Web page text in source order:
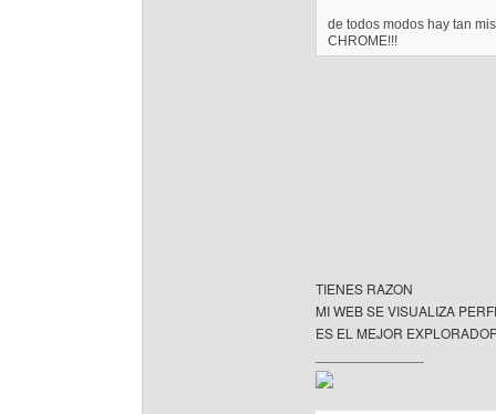
de todos modos hay tan
CHROME!!!
TIENES RAZON
MI WEB SE VISUALIZA
ES EL MEJOR